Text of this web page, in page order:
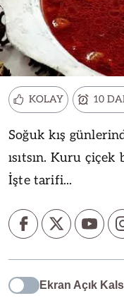
KOLAY 10
Soğuk kış
ısıtsın. Kuru çiçek
İşte tarifi...
Ekran Açık